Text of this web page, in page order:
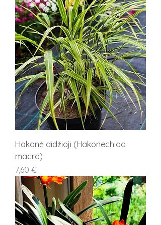
Hakonė didžioji (Hakonechloa
macra)
Kaina
7,60 €